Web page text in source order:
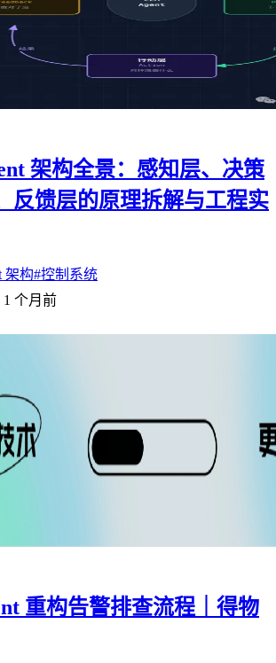
架构全景：感知层、决策
反馈层的原理拆解与工程实
架构#控制系统
1 个月前
重构告警排查流程｜得物